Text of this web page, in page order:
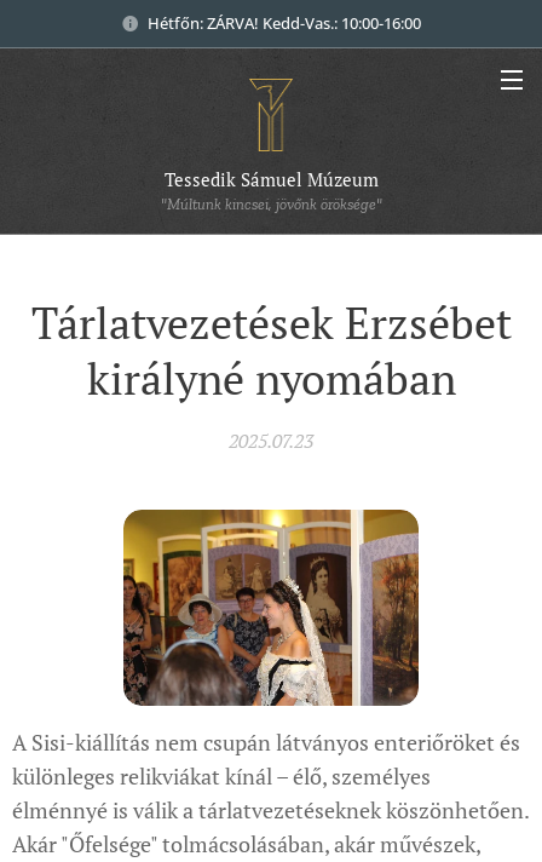
Hétfőn: ZÁRVA! Kedd-Vas.: 10:00-16:00
Tessedik Sámuel Múzeum
"Múltunk kincsei, jövőnk öröksége"
Tárlatvezetések Erzsébet
királyné nyomában
2025.07.23
A Sisi-kiállítás nem csupán látványos enteriőröket és
különleges relikviákat kínál – élő, személyes
élménnyé is válik a tárlatvezetéseknek köszönhetően.
Akár "Őfelsége" tolmácsolásában, akár művészek,